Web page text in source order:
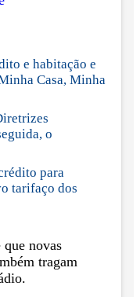
e habitação e
Casa, Minha
o
para
tarifaço dos
que novas
tragam